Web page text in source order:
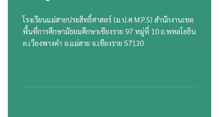
โรงเรียนแม่สายประสิทธิ์ศาสตร์ (ม.ป.ศ M.P.S) สำนักงานเขต
พื้นที่การศึกษามัธยมศึกษาเชียงราย 97 หมู่ที่ 10 ถ.พหลโยธิน
ต.เวียงพางคำ อ.แม่สาย จ.เชียงราย 57130